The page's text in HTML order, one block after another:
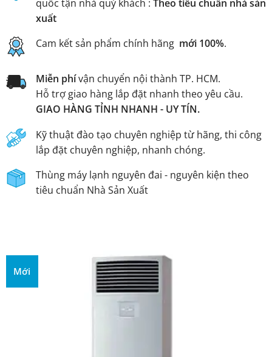
Mới
quốc tận nhà quý khách : Theo tiểu chuẩn nhà sản
xuất
Cam kết sản phẩm chính hãng mới 100%.
Miễn phívận chuyển nội thành TP. HCM.
Hỗ trợ giao hàng lắp đặt nhanh theo yêu cầu.
GIAO HÀNG TỈNH NHANH - UY TÍN.
Kỹ thuật đào tạo chuyên nghiệp từ hãng, thi công
lắp đặt chuyên nghiệp, nhanh chóng.
Thùng máy lạnh nguyên đai - nguyên kiện theo
tiêu chuẩn Nhà Sản Xuất